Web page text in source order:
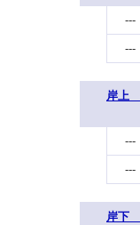
---
---
岸上
---
---
岸下